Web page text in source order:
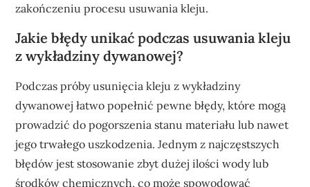
zakończeniu procesu usuwania kleju.
Jakie błędy unikać podczas usuwania kleju
z wykładziny dywanowej?
Podczas próby usunięcia kleju z wykładziny
dywanowej łatwo popełnić pewne błędy, które mogą
prowadzić do pogorszenia stanu materiału lub nawet
jego trwałego uszkodzenia. Jednym z najczęstszych
błędów jest stosowanie zbyt dużej ilości wody lub
środków chemicznych, co może spowodować